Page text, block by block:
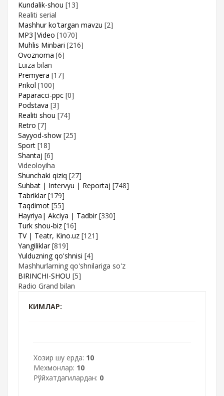
Kundalik-shou [13]
Realiti serial
Mashhur ko'targan mavzu [2]
MP3|Video [1070]
Muhlis Minbari [216]
Ovoznoma [6]
Luiza bilan
Premyera [17]
Prikol [100]
Paparacci-ppc [0]
Podstava [3]
Realiti shou [74]
Retro [7]
Sayyod-show [25]
Sport [18]
Shantaj [6]
Videoloyiha
Shunchaki qiziq [27]
Suhbat | Intervyu | Reportaj [748]
Tabriklar [179]
Taqdimot [55]
Hayriya| Akciya | Tadbir [330]
Turk shou-biz [16]
TV | Teatr, Kino.uz [121]
Yangiliklar [819]
Yulduzning qo'shnisi [4]
Mashhurlarning qo'shnilariga so'z
BIRINCHI-SHOU [5]
Radio Grand bilan
КИМЛАР:
Хозир шу ерда: 10
Мехмонлар: 10
Рўйхатдагилардан: 0